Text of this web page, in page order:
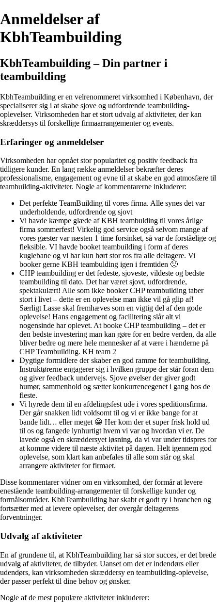
Anmeldelser af
KbhTeambuilding
KbhTeambuilding – Din partner i
teambuilding
KbhTeambuilding er en velrenommeret virksomhed i København, der
specialiserer sig i at skabe sjove og udfordrende teambuilding-
oplevelser. Virksomheden har et stort udvalg af aktiviteter, der kan
skræddersys til forskellige firmaarrangementer og events.
Erfaringer og anmeldelser
Virksomheden har opnået stor popularitet og positiv feedback fra
tidligere kunder. En lang række anmeldelser bekræfter deres
professionalisme, engagement og evne til at skabe en god atmosfære til
teambuilding-aktiviteter. Nogle af kommentarerne inkluderer:
Det perfekte TeamBuilding til vores firma. Alle synes det var
underholdende, udfordrende og sjovt
Vi havde kæmpe glæde af KBH teambulding til vores årlige
firma sommerfest! Virkelig god service også selvom mange af
vores gæster var næsten 1 time forsinket, så var de forståelige og
fleksible. VI havde booket teambuilding i form af deres
kuglebane og vi har kun hørt stor ros fra alle deltagere. Vi
booker gerne KBH teambulding igen i fremtiden 🙂
CHP teambuilding er det fedeste, sjoveste, vildeste og bedste
teambuilding til dato. Det har været sjovt, udfordrende,
spektakulært! Alle som ikke booker CHP teambuilding taber
stort i livet – dette er en oplevelse man ikke vil gå glip af!
Særligt Lasse skal fremhæves som en vigtig del af den gode
oplevelse! Hans engagement og facilitering slår alt vi
nogensinde har oplevet. At booke CHP teambuilding – det er
den bedste investering man kan gøre for en bedre verden, da alle
bliver bedre og mere hele mennesker af at være i hænderne på
CHP Teambuilding. KH team 2
Dygtige formidlere der skaber en god ramme for teambuilding.
Instruktørerne engagerer sig i hvilken gruppe der står foran dem
og giver feedback undervejs. Sjove øvelser der giver godt
humør, sammenhold og sætter konkurrencegenet i gang hos de
fleste.
Vi hyrede dem til en afdelingsfest ude i vores speditionsfirma.
Der går snakken lidt voldsomt til og vi er ikke bange for at
bande lidt… eller meget 😀 Her kom der et super frisk hold ud
til os og fangede lynhurtigt hvem vi var og hvordan vi er. De
lavede også en skræddersyet løsning, da vi var under tidspres for
at komme videre til næste aktivitet på dagen. Helt igennem god
oplevelse, som klart kan anbefales til alle som står og skal
arrangere aktiviteter for firmaet.
Disse kommentarer vidner om en virksomhed, der formår at levere
enestående teambuilding-arrangementer til forskellige kunder og
formålsområder. KbhTeambuilding har skabt et godt ry i branchen og
fortsætter med at levere oplevelser, der overgår deltagerens
forventninger.
Udvalg af aktiviteter
En af grundene til, at KbhTeambuilding har så stor succes, er det brede
udvalg af aktiviteter, de tilbyder. Uanset om det er indendørs eller
udendørs, kan virksomheden skræddersy en teambuilding-oplevelse,
der passer perfekt til dine behov og ønsker.
Nogle af de mest populære aktiviteter inkluderer: